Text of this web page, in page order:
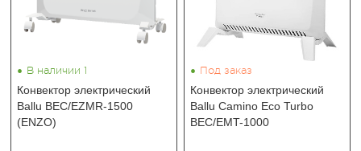
• В наличии 1
Конвектор электрический
Ballu BEC/EZMR-1500
(ENZO)
• Под заказ
Конвектор электрический
Ballu Camino Eco Turbo
BEC/EMT-1000